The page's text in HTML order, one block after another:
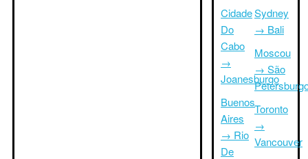
Cidade
Do
Cabo
→
Joanesburgo
Buenos
Aires
→ Rio
De
Sydney
→ Bali
Moscou
→ São
Toronto
→
Vancouver